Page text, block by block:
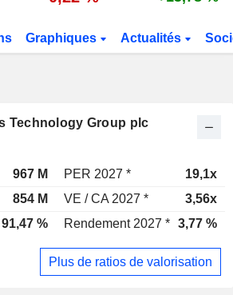
Graphiques Actualités
Technology Group plc
967 M PER 2027 *
19,1x
854 M VE / CA 2027 *
3,56x
91,47 % Rendement 2027 * 3,77 %
Plus de ratios de valorisation